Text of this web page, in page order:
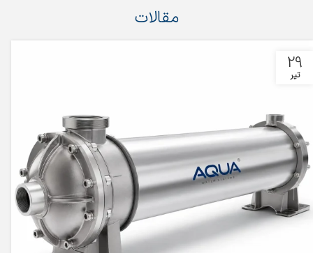
مقالات
29
تیر